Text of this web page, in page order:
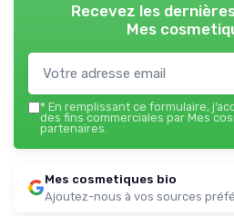
Recevez les
Mes
* En remplissant ce formulaire,
des fins commerciales par Mes
partenaires.
Mes cosmetiques bio
Ajoutez-nous à vos sources